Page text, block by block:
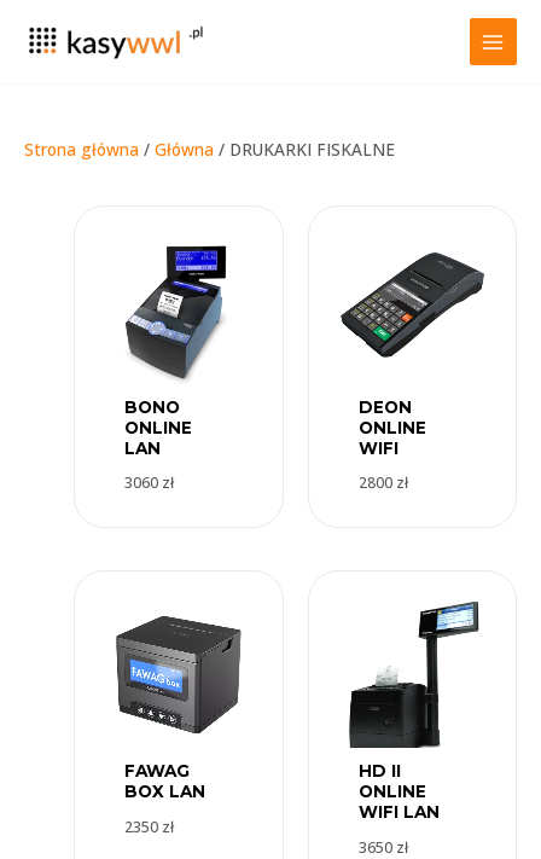
Strona główna / Główna / DRUKARKI FISKALNE
BONO
ONLINE
LAN
3060 zł
DEON
ONLINE
WIFI
2800 zł
FAWAG
BOX LAN
2350 zł
HD II
ONLINE
WIFI LAN
3650 zł